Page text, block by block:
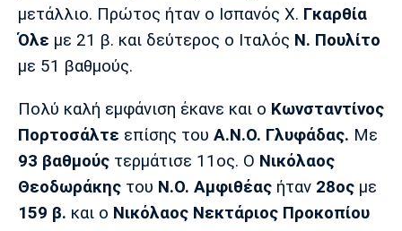
μετάλλιο. Πρώτος ήταν ο Ισπανός Χ. Γκαρθία
Όλε με 21 β. και δεύτερος ο Ιταλός Ν. Πουλίτο
με 51 βαθμούς.
Πολύ καλή εμφάνιση έκανε και ο Κωνσταντίνος
Πορτοσάλτε επίσης του Α.Ν.Ο. Γλυφάδας. Με
93 βαθμούς τερμάτισε 11ος. Ο Νικόλαος
Θεοδωράκης του Ν.Ο. Αμφιθέας ήταν 28ος με
159 β. και ο Νικόλαος Νεκτάριος Προκοπίου